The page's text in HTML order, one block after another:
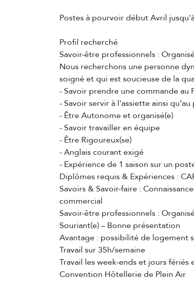
Postes à pourvoir début Avril
Profil recherché
Savoir-être professionnels :
Nous recherchons une personne
soigné et qui est soucieuse de la
- Savoir prendre une commande au
- Savoir servir à l'assiette ainsi qu'au
- Être Autonome et organisé(e)
- Savoir travailler en équipe
- Être Rigoureux(se)
- Anglais courant exigé
- Expérience de 1 saison sur un
Diplômes requis & Expériences :
Savoirs & Savoir-faire :
commercial
Savoir-être professionnels :
Souriant(e) – Bonne présentation
Avantage : possibilité de logement
Travail sur 35h/semaine
Travail les week-ends et jours fériés
Convention Hôtellerie de Plein Air